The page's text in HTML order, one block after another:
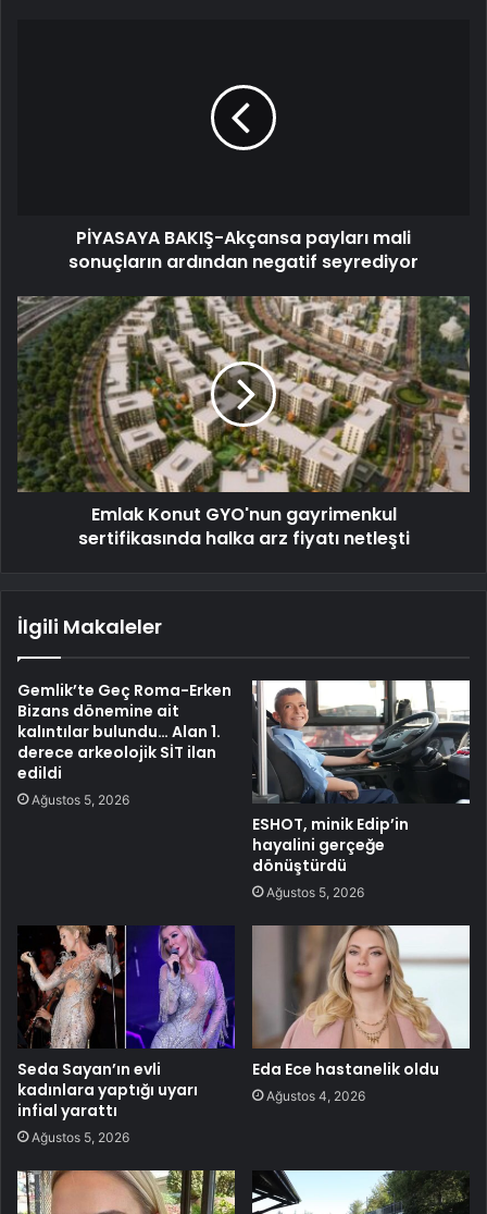
PİYASAYA BAKIŞ-Akçansa payları mali
sonuçların ardından negatif seyrediyor
Emlak Konut GYO'nun gayrimenkul
sertifikasında halka arz fiyatı netleşti
İlgili Makaleler
Gemlik’te Geç Roma-Erken
Bizans dönemine ait
kalıntılar bulundu… Alan 1.
derece arkeolojik SİT ilan
edildi
Ağustos 5, 2026
ESHOT, minik Edip’in
hayalini gerçeğe
dönüştürdü
Ağustos 5, 2026
Seda Sayan’ın evli
kadınlara yaptığı uyarı
infial yarattı
Ağustos 5, 2026
Eda Ece hastanelik oldu
Ağustos 4, 2026